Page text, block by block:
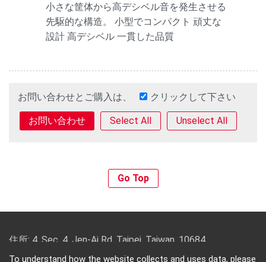
To understand how the website collects and uses data, please
小さな筐体から高デシベル音を発生させる
先駆的な構造。 小型でコンパクト 頑丈な
設計 高デシベル 一貫した品質
お問い合わせとご購入は、 クリックして下さい
Select All Unselect All
Go Top
住所: 4, Sec. 4, Jen-Ai Rd. Taipei, Taiwan, 10684
電話番号: 886-2-2708-5151 FAX（ファクス）: 886-2-